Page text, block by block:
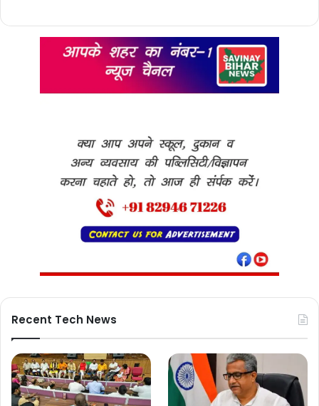
Recent Tech News